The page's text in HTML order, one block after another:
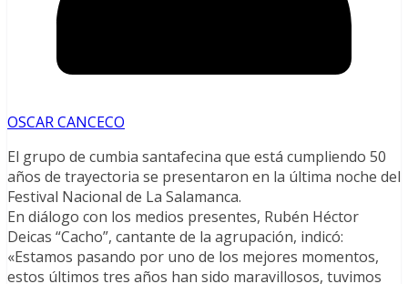
OSCAR CANCECO
El grupo de cumbia santafecina que está cumpliendo 50
años de trayectoria se presentaron en la última noche del
Festival Nacional de La Salamanca.
En diálogo con los medios presentes, Rubén Héctor
Deicas “Cacho”, cantante de la agrupación, indicó:
«Estamos pasando por uno de los mejores momentos,
estos últimos tres años han sido maravillosos, tuvimos